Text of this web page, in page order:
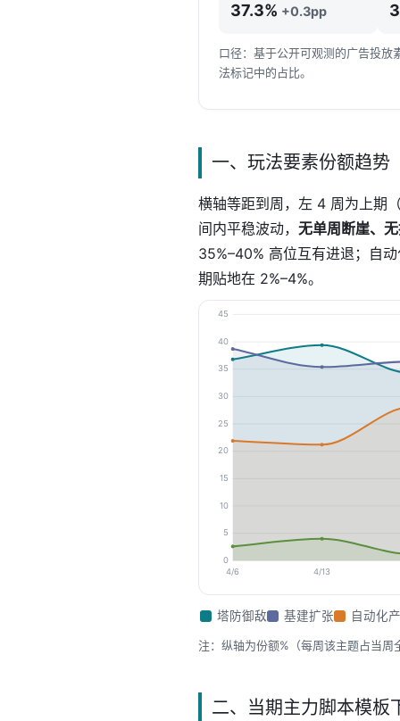
37.3% +0.3pp
口径：基于公开可观测的广告投
法标记中的占比。
一、玩法要素份额趋势
横轴等距到周，左 4 周为上期
间内平稳波动， 无单周断崖、
35%–40% 高位互有进退；自
期贴地在 2%–4%。
0
5
10
15
20
25
30
35
40
45
4/6 4/13
塔防御敌 基建扩张 自动化
注：纵轴为份额%（每周该主题占当
二、当期主力脚本模板